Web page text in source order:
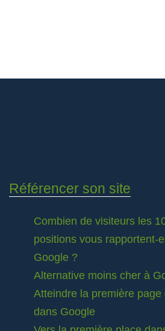
Référencer son site
Combien de visiteurs les
positions vous rapportent-
Google ?
Alternative moins cher à
Atteindre la première page
dans Google